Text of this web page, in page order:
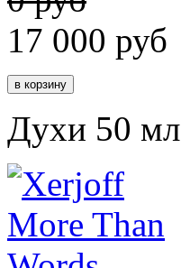
17 000 руб
Духи 50 мл